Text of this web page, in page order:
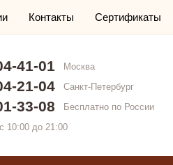
Контакты Сертификаты
41-01 Москва
21-04 Санкт-Петербург
33-08
Бесплатно по России
10:00 до 21:00